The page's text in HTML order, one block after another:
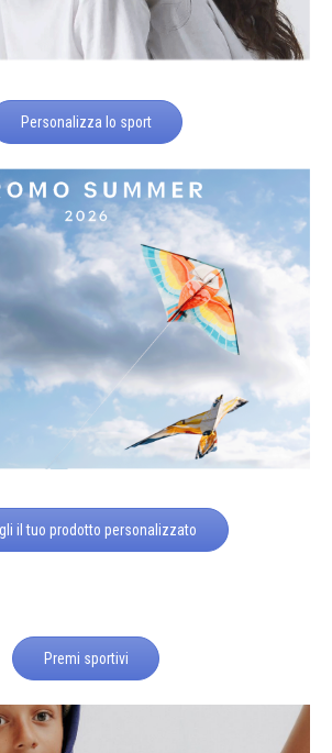
Personalizza lo sport
il tuo prodotto personalizzato
Premi sportivi